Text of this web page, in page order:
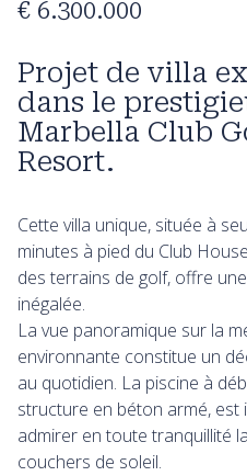
Projet de villa
dans le
Marbella Club
Resort.
€ 6.300.000
Cette villa unique, située à
minutes à pied du Club
des terrains de golf, offre
inégalée.
La vue panoramique sur la
environnante constitue un
au quotidien. La piscine à
structure en béton armé,
admirer en toute tranquillité
couchers de soleil.